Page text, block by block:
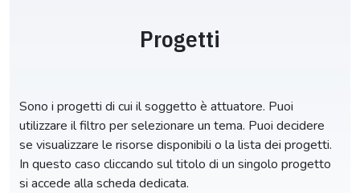
Progetti
Sono i progetti di cui il soggetto è attuatore. Puoi
utilizzare il filtro per selezionare un tema. Puoi decidere
se visualizzare le risorse disponibili o la lista dei progetti.
In questo caso cliccando sul titolo di un singolo progetto
si accede alla scheda dedicata.